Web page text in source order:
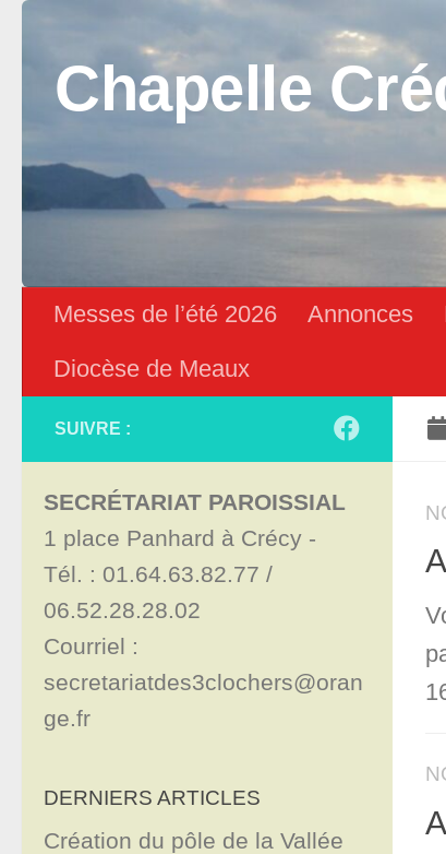
Skip to content
Chapelle
Messes de l’été 2026 Annonces
Diocèse de Meaux
SUIVRE :
SECRÉTARIAT PAROISSIAL
1 place Panhard à Crécy -
Tél. : 01.64.63.82.77 /
06.52.28.28.02
Courriel :
secretariatdes3clochers@oran
ge.fr
DERNIERS ARTICLES
Création du pôle de la Vallée